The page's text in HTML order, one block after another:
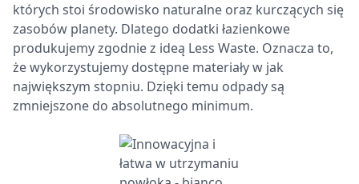
których stoi środowisko naturalne oraz kurczących się
zasobów planety. Dlatego dodatki łazienkowe
produkujemy zgodnie z ideą Less Waste. Oznacza to,
że wykorzystujemy dostępne materiały w jak
największym stopniu. Dzięki temu odpady są
zmniejszone do absolutnego minimum.